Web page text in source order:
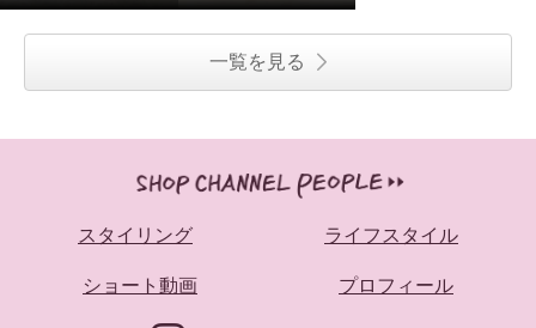
一覧を見る
スタイリング ライフスタイル
ショート動画 プロフィール